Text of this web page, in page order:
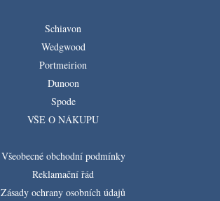
Schiavon
Wedgwood
Portmeirion
Dunoon
Spode
VŠE O NÁKUPU
Všeobecné obchodní podmínky
Reklamační řád
Zásady ochrany osobních údajů